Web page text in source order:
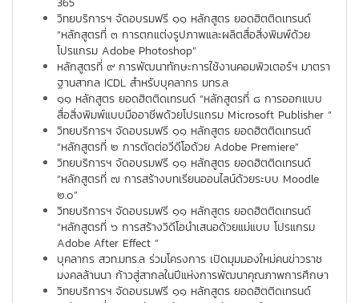
วิทยบริการฯ จัดอบรมฟรี ๑๑ หลักสูตร ยอดฮิตติดเทรนด์
“หลักสูตรที่ ๓ การตกแต่งรูปภาพและผลิตสื่อสิ่งพิมพ์ด้วย
โปรแกรม Adobe Photoshop”
หลักสูตรที่ ๙ การพัฒนาทักษะการใช้งานคอมพิวเตอร์ฯ มาตรา
ฐานสากล ICDL สำหรับบุคลากร มทร.ล
๑๑ หลักสูตร ยอดฮิตติดเทรนด์ “หลักสูตรที่ ๘ การออกแบบ
สื่อสิ่งพิมพ์แบบมืออาชีพด้วยโปรแกรม Microsoft Publisher ”
วิทยบริการฯ จัดอบรมฟรี ๑๑ หลักสูตร ยอดฮิตติดเทรนด์
“หลักสูตรที่ ๒ การตัดต่อวีดีโอด้วย Adobe Premiere”
วิทยบริการฯ จัดอบรมฟรี ๑๑ หลักสูตร ยอดฮิตติดเทรนด์
“หลักสูตรที่ ๗ การสร้างบทเรียนออนไลน์ด้วยระบบ Moodle
๒.๐”
วิทยบริการฯ จัดอบรมฟรี ๑๑ หลักสูตร ยอดฮิตติดเทรนด์
“หลักสูตรที่ ๖ การสร้างวิดีโอนำเสนอด้วยแม่แบบ โปรแกรม
Adobe After Effect ”
บุคลากร สวท.มทร.ล ร่วมโครงการ เปิดมุมมองใหม่คนข่าวราช
มงคลล้านนา ก้าวสู่สากลในปีแห่งการพัฒนาคุณภาพการศึกษา
วิทยบริการฯ จัดอบรมฟรี ๑๑ หลักสูตร ยอดฮิตติดเทรนด์